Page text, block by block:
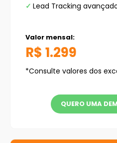
✓ Lead Tracking
Valor mensal:
R$ 1.299
*Consulte valores dos
QUERO UMA